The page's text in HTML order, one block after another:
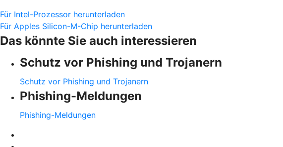
Für Intel-Prozessor herunterladen
Für Apples Silicon-M-Chip herunterladen
Das könnte Sie auch interessieren
Schutz vor Phishing und Trojanern
Schutz vor Phishing und Trojanern
Phishing-Meldungen
Phishing-Meldungen